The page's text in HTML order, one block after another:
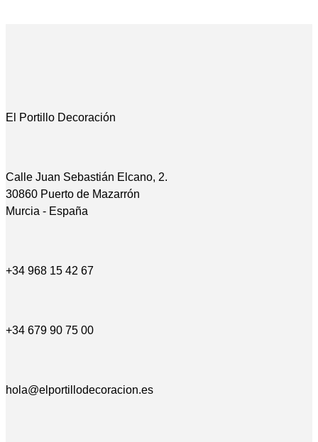
El Portillo Decoración
Calle Juan Sebastián Elcano, 2.
30860 Puerto de Mazarrón
Murcia - España
+34 968 15 42 67
+34 679 90 75 00
hola@elportillodecoracion.es